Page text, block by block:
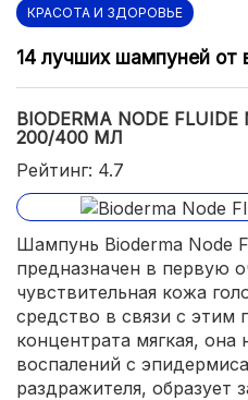
КРАСОТА И ЗДОРОВЬЕ
14 лучших шампуней от
BIODERMA NODE FLUIDE
200/400 МЛ
Рейтинг: 4.7
Шампунь Bioderma Node
предназначен в первую
чувствительная кожа
средство в связи с этим
концентрата мягкая, она
воспалений с
раздражителя, образует